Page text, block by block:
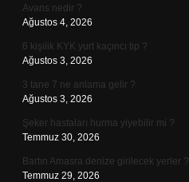
Avans nedir ?
Ağustos 4, 2026
6 kişilik KYK yurt kaçıncı tip ?
Ağustos 3, 2026
3 tane 7 ne anlama gelir ?
Ağustos 3, 2026
Şeker hastaları hurma yiyebilir mi ?
Temmuz 30, 2026
Bartın Amasra denize girilecek yerler ?
Temmuz 29, 2026